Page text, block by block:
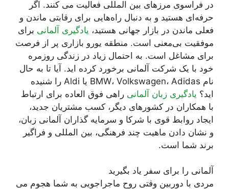
در فراسوی مرزهای بین المللی فعالیت می کنند. اگر
حرفه‌ای هستید و به دنبال راه‌هایی برای رقابتی ماندن و
فعلی ماندن در بازار جهانی هستید، یادگیری آلمانی برای
موفقیت بی‌معنی است. منطقه یورو بازاری پر از فرصت
برای مشاغل است. به احتمال زیاد در زندگی روزمره
خود با یک شرکت آلمانی برخورد کرده اید. آیا تا به حال
نام BMW، Volkswagen، Adidas یا Aldi را شنیده
اید؟ یادگیری زبان آلمانی راهی فوق العاده برای ارتباط
با همکاران در کشورهای دیگر، کسب مشتریان جدید،
ایجاد روابط قوی با شرکا و سرمایه گذاران آلمانی زبان،
و نشان دادن ماهیت چند فرهنگی، بین المللی و فراگیر
برند شما است.
آلمانی را برای سفر یاد بگیرید
مردی با دوربین وقتی روح ماجراجویی به شما هجوم می